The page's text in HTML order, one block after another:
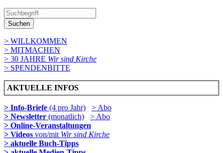
Suchen
> WILLKOMMEN
> MITMACHEN
> 30 JAHRE Wir sind Kirche
> SPENDENBITTE
AKTUELLE INFOS
> Info-Briefe (4 pro Jahr)
> Abo
> Newsletter (monatlich)
> Abo
> Online-Veranstaltungen
> Videos von/mit Wir sind Kirche
> aktuelle Buch-Tipps